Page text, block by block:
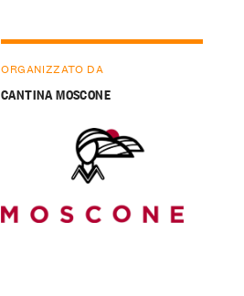
ORGANIZZATO DA
CANTINA MOSCONE